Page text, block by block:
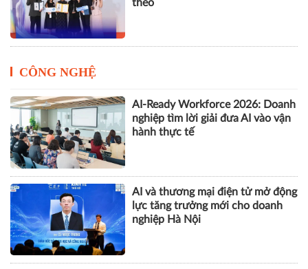
triển số của Thủ đô
CÔNG NGHỆ
AI-Ready Workforce 2026: Doanh
nghiệp tìm lời giải đưa AI vào vận
hành thực tế